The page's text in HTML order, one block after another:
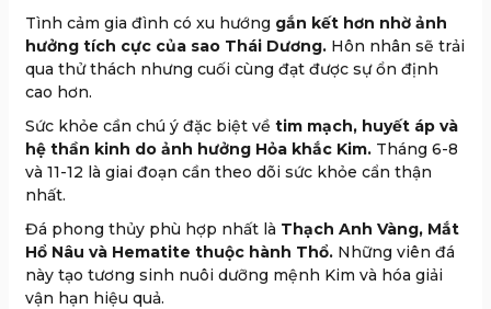
Tình cảm gia đình có xu hướng gắn kết hơn nhờ ảnh
hưởng tích cực của sao Thái Dương. Hôn nhân sẽ trải
qua thử thách nhưng cuối cùng đạt được sự ổn định
cao hơn.
Sức khỏe cần chú ý đặc biệt về tim mạch, huyết áp và
hệ thần kinh do ảnh hưởng Hỏa khắc Kim. Tháng 6-8
và 11-12 là giai đoạn cần theo dõi sức khỏe cẩn thận
nhất.
Đá phong thủy phù hợp nhất là Thạch Anh Vàng, Mắt
Hổ Nâu và Hematite thuộc hành Thổ. Những viên đá
này tạo tương sinh nuôi dưỡng mệnh Kim và hóa giải
vận hạn hiệu quả.